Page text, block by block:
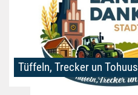
Tüffeln, Trecker un Tohuus